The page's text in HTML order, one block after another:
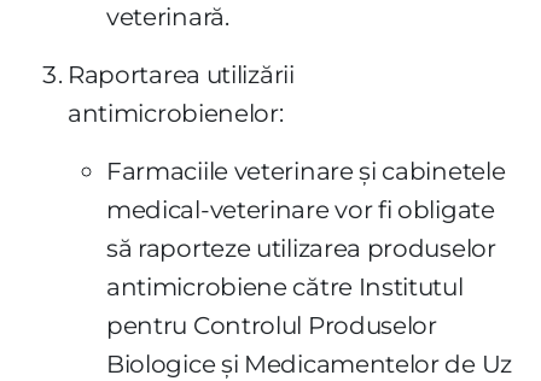
veterinară.
Raportarea utilizării
antimicrobienelor:
Farmaciile veterinare și cabinetele
medical-veterinare vor fi obligate
să raporteze utilizarea produselor
antimicrobiene către Institutul
pentru Controlul Produselor
Biologice și Medicamentelor de Uz